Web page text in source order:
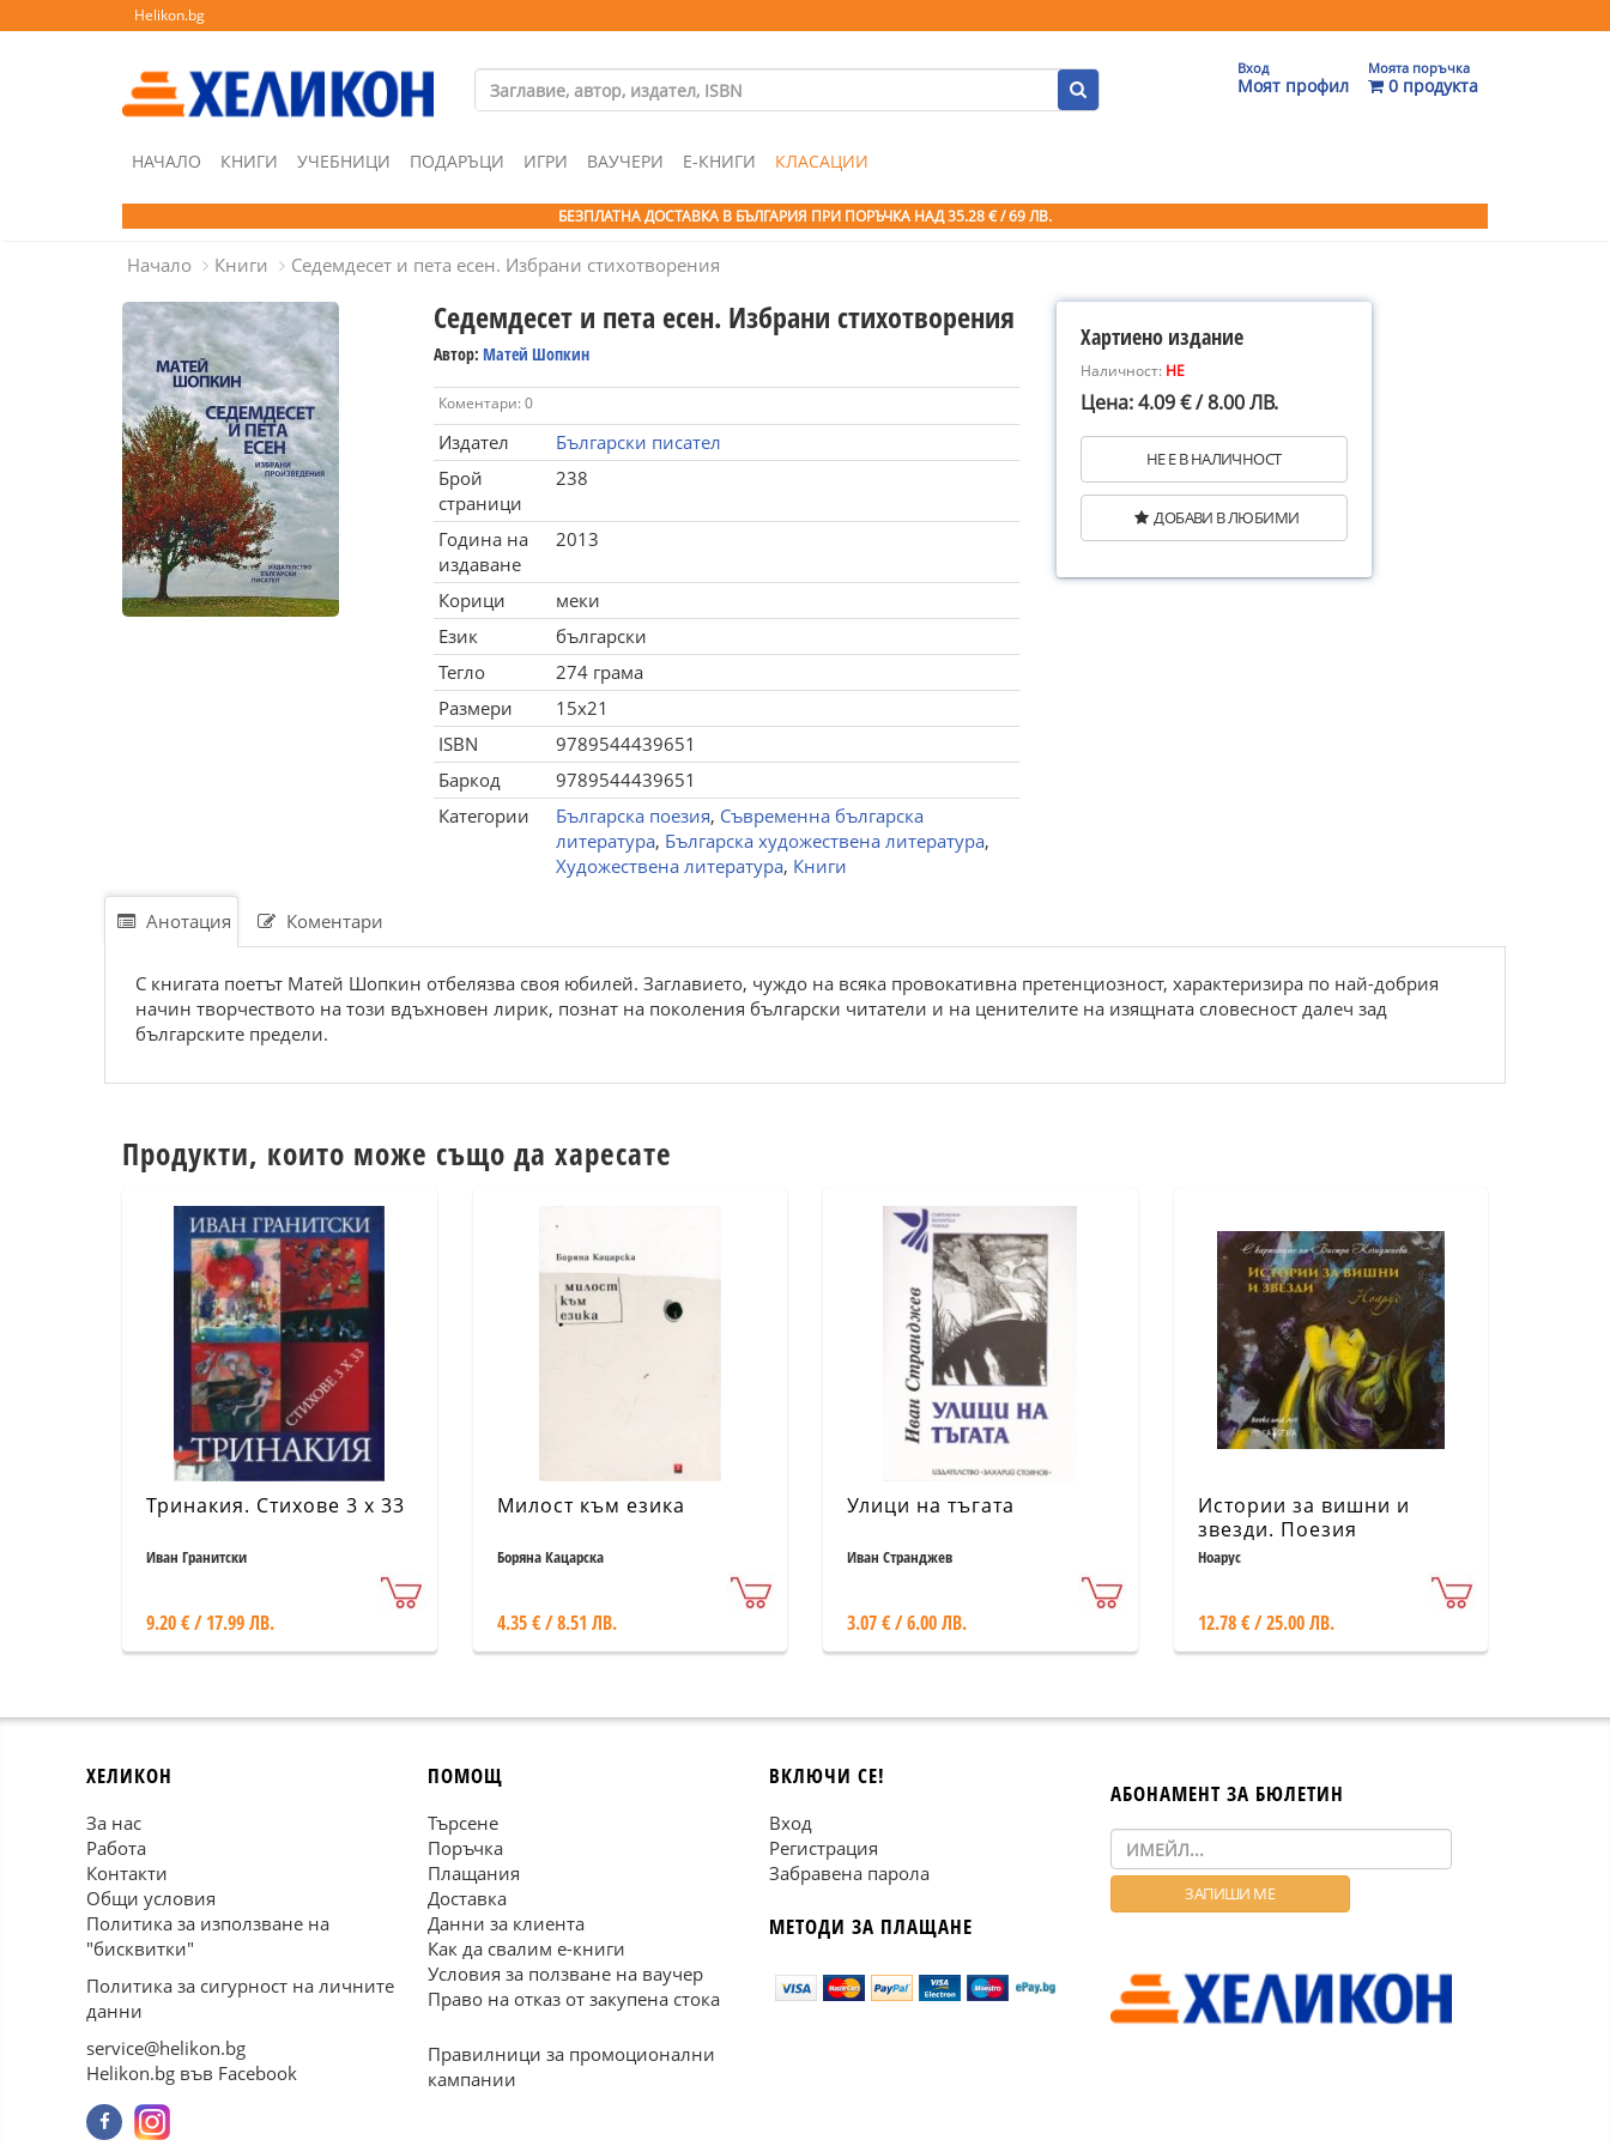
Helikon.bg
Вход
Моят профил
Моята поръчка
0 продукта
НАЧАЛО КНИГИ УЧЕБНИЦИ ПОДАРЪЦИ ИГРИ ВАУЧЕРИ Е-КНИГИ КЛАСАЦИИ
БЕЗПЛАТНА ДОСТАВКА В БЪЛГАРИЯ ПРИ ПОРЪЧКА НАД 35.28 € / 69 ЛВ.
Начало Книги Седемдесет и пета есен. Избрани стихотворения
Седемдесет и пета есен. Избрани стихотворения
Автор: Матей Шопкин
Коментари: 0
Издател
Български писател
Брой
страници
238
Година на
издаване
2013
Корици
меки
Език
български
Тегло
274 грама
Размери
15x21
ISBN
9789544439651
Баркод
9789544439651
Категории
Българска поезия, Съвременна българска
литература, Българска художествена литература,
Художествена литература, Книги
Хартиено издание
Наличност: НЕ
Цена: 4.09 € / 8.00 ЛВ.
НЕ Е В НАЛИЧНОСТ
ДОБАВИ В ЛЮБИМИ
Анотация Коментари
С книгата поетът Матей Шопкин отбелязва своя юбилей. Заглавието, чуждо на всяка провокативна претенциозност, характеризира по най-добрия
начин творчеството на този вдъхновен лирик, познат на поколения български читатели и на ценителите на изящната словесност далеч зад
българските предели.
Продукти, които може също да харесате
Тринакия. Стихове 3 х 33
Иван Гранитски
9.20 € / 17.99 ЛВ.
Милост към езика
Боряна Кацарска
4.35 € / 8.51 ЛВ.
Улици на тъгата
Иван Странджев
3.07 € / 6.00 ЛВ.
Истории за вишни и
звезди. Поезия
Ноарус
12.78 € / 25.00 ЛВ.
ХЕЛИКОН
За нас
Работа
Контакти
Общи условия
Политика за използване на
"бисквитки"
Политика за сигурност на личните
данни
service@helikon.bg
Helikon.bg във Facebook
ПОМОЩ
Търсене
Поръчка
Плащания
Доставка
Данни за клиента
Как да свалим е-книги
Условия за ползване на ваучер
Право на отказ от закупена стока
Правилници за промоционални
кампании
ВКЛЮЧИ СЕ!
Вход
Регистрация
Забравена парола
МЕТОДИ ЗА ПЛАЩАНЕ
АБОНАМЕНТ ЗА БЮЛЕТИН